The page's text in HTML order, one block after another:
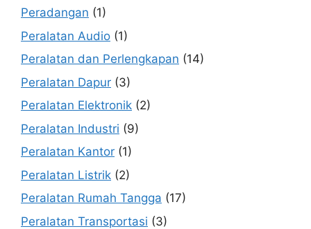
Peradangan (1)
Peralatan Audio (1)
Peralatan dan Perlengkapan (14)
Peralatan Dapur (3)
Peralatan Elektronik (2)
Peralatan Industri (9)
Peralatan Kantor (1)
Peralatan Listrik (2)
Peralatan Rumah Tangga (17)
Peralatan Transportasi (3)